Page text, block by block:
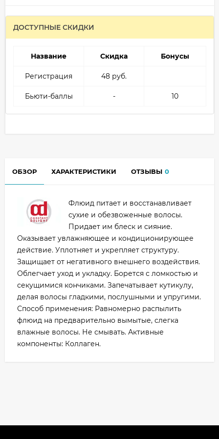
ДОСТУПНЫЕ СКИДКИ
Название Скидка Бонусы
Регистрация 48 руб.
Бьюти-баллы - 10
ОБЗОР ХАРАКТЕРИСТИКИ ОТЗЫВЫ 0
Флюид питает и восстанавливает
сухие и обезвоженные волосы.
Придает им блеск и сияние.
Оказывает увлажняющее и кондиционирующее
действие. Уплотняет и укрепляет структуру.
Защищает от негативного внешнего воздействия.
Облегчает уход и укладку. Борется с ломкостью и
секущимися кончиками. Запечатывает кутикулу,
делая волосы гладкими, послушными и упругими.
Способ применения: Равномерно распылить
флюид на предварительно вымытые, слегка
влажные волосы. Не смывать. Активные
компоненты: Коллаген.